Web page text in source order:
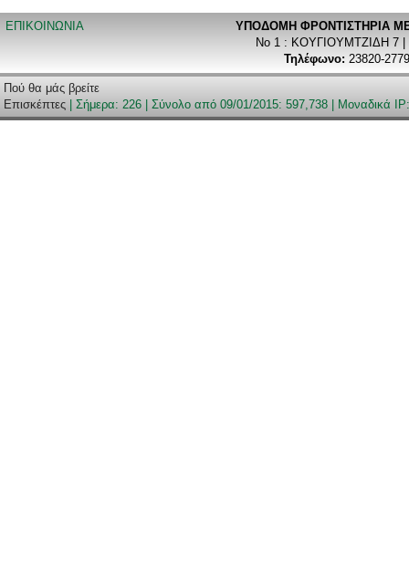
ΕΠΙΚΟΙΝΩΝΙΑ
ΥΠΟΔΟΜΗ ΦΡΟΝΤΙΣΤΗΡΙA
Νο 1 : ΚΟΥΓΙΟΥΜΤΖΙΔΗ 7
Τηλέφωνο: 23820-
Πού θα μάς βρείτε
Επισκέπτες | Σήμερα: 226 | Σύνολο από 09/01/2015: 597,738 | Μοναδικά